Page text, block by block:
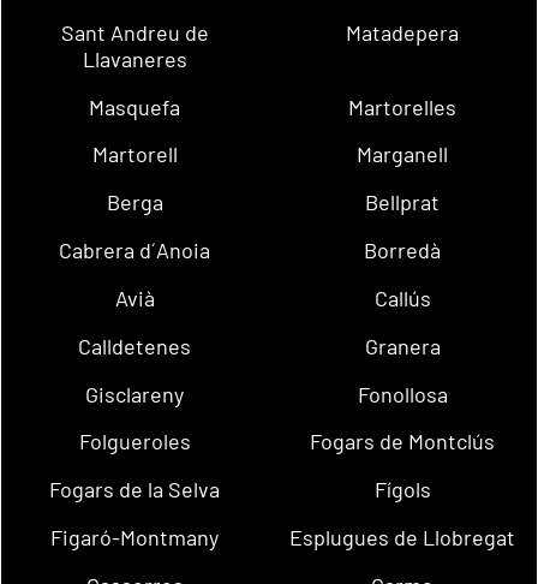
Sant Andreu de
Llavaneres
Matadepera
Masquefa
Martorelles
Martorell
Marganell
Berga
Bellprat
Cabrera d´Anoia
Borredà
Avià
Callús
Calldetenes
Granera
Gisclareny
Fonollosa
Folgueroles
Fogars de Montclús
Fogars de la Selva
Fígols
Figaró-Montmany
Esplugues de Llobregat